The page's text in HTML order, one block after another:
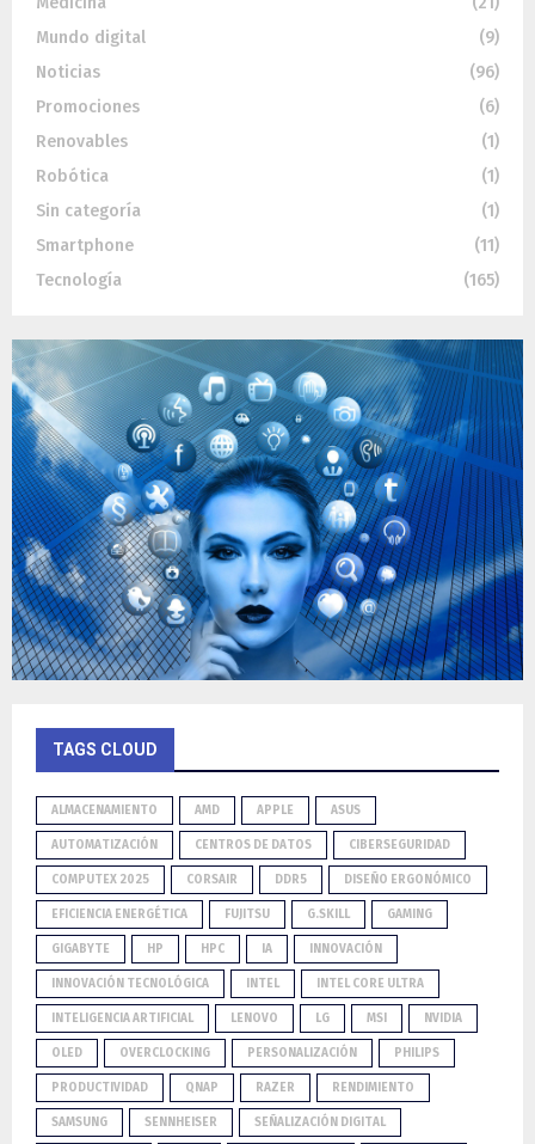
Mundo digital
(9)
Noticias
(96)
Promociones
(6)
Renovables
(1)
Robótica
(1)
Sin categoría
(1)
Smartphone
(11)
Tecnología
(165)
TAGS CLOUD
ALMACENAMIENTO AMD APPLE ASUS
AUTOMATIZACIÓN CENTROS DE DATOS CIBERSEGURIDAD
COMPUTEX 2025 CORSAIR DDR5 DISEÑO ERGONÓMICO
EFICIENCIA ENERGÉTICA FUJITSU G.SKILL GAMING
GIGABYTE HP HPC IA INNOVACIÓN
INNOVACIÓN TECNOLÓGICA INTEL INTEL CORE ULTRA
INTELIGENCIA ARTIFICIAL LENOVO LG MSI NVIDIA
OLED OVERCLOCKING PERSONALIZACIÓN PHILIPS
PRODUCTIVIDAD QNAP RAZER RENDIMIENTO
SAMSUNG SENNHEISER SEÑALIZACIÓN DIGITAL